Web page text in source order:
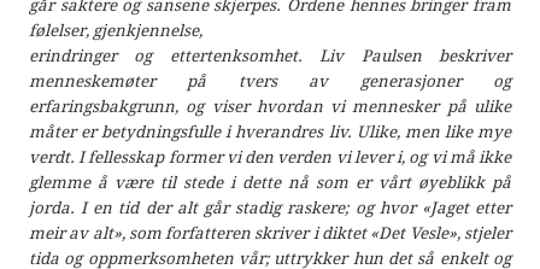
går saktere og sansene skjerpes. Ordene hennes bringer fram
følelser, gjenkjennelse,
erindringer og ettertenksomhet. Liv Paulsen beskriver
menneskemøter på tvers av generasjoner og
erfaringsbakgrunn, og viser hvordan vi mennesker på ulike
måter er betydningsfulle i hverandres liv. Ulike, men like mye
verdt. I fellesskap former vi den verden vi lever i, og vi må ikke
glemme å være til stede i dette nå som er vårt øyeblikk på
jorda. I en tid der alt går stadig raskere; og hvor «Jaget etter
meir av alt», som forfatteren skriver i diktet «Det Vesle», stjeler
tida og oppmerksomheten vår; uttrykker hun det så enkelt og